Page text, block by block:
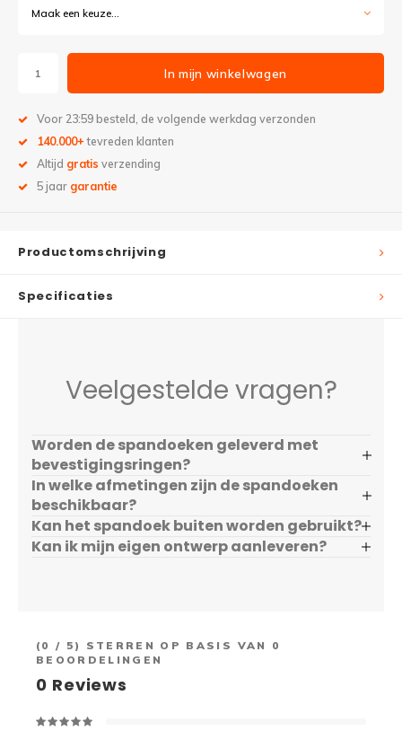
Maak een keuze...
In mijn winkelwagen
Voor 23:59 besteld, de volgende werkdag verzonden
140.000+ tevreden klanten
Altijd gratis verzending
5 jaar garantie
Productomschrijving
Specificaties
Veelgestelde vragen?
Worden de spandoeken geleverd met
bevestigingsringen?
In welke afmetingen zijn de spandoeken
beschikbaar?
Kan het spandoek buiten worden gebruikt?
Kan ik mijn eigen ontwerp aanleveren?
( 0 / 5) STERREN OP BASIS VAN 0
BEOORDELINGEN
0 Reviews